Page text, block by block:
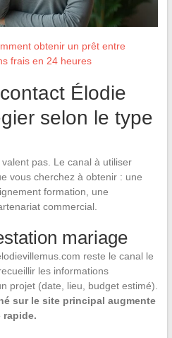
obtenir un prêt entre
frais en 24 heures
Élodie
selon le type
pas. Le canal à utiliser
vous cherchez à obtenir : une
formation, une
commercial.
mariage
reste le canal le
les informations
projet (date, lieu, budget estimé).
sur le site principal augmente
rapide.